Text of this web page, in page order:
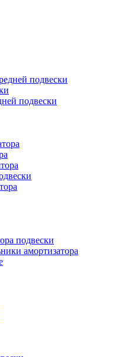
подвески
подвески
подвески
амортизатора